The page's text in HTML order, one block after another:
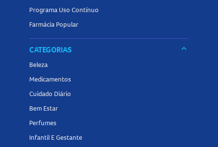
Programa Uso Contínuo
Farmácia Popular
CATEGORIAS keyboard_arrow_down
Beleza
Medicamentos
Cuidado Diário
Bem Estar
Perfumes
Infantil E Gestante